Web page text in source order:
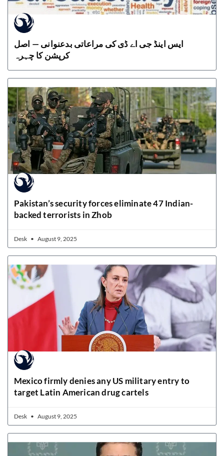
ایس اینڈ جی اے ڈی کی مراعاتی بدعنوانی — اصل
کرپشن کا چہرہ
Pakistan’s security forces eliminate 47 Indian-
backed terrorists in Zhob
Desk August 9, 2025
Mexico firmly denies any US military entry to
target Latin American drug cartels
Desk August 9, 2025